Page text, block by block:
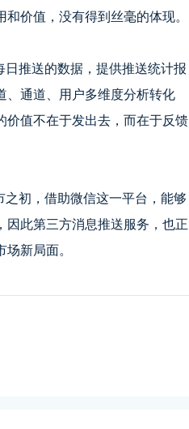
价值，没有得到丝毫的体现。
推送的数据，提供推送统计报
、通道、用户多维度分析转化
值不在于发出去，而在于反馈
初，借助微信这一平台，能够
此第三方消息推送服务，也正
新局面。